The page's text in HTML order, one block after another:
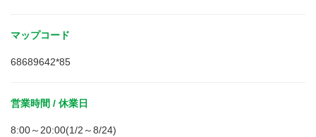
マップコード
68689642*85
営業時間 / 休業日
8:00～20:00(1/2～8/24)